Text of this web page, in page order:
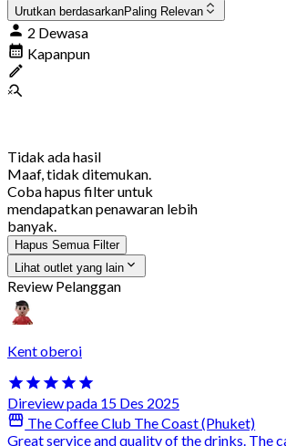
Urutkan berdasarkanPaling Relevan
2 Dewasa
Kapanpun
Tidak ada hasil
Maaf, tidak ditemukan.
Coba hapus filter untuk
mendapatkan penawaran lebih
banyak.
Hapus Semua Filter
Lihat outlet yang lain
Review Pelanggan
Kent oberoi
Direview pada 15 Des 2025
The Coffee Club The Coast (Phuket)
Great service and quality of the drinks. The